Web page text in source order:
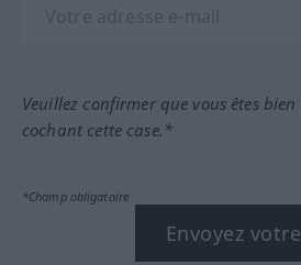
Veuillez confirmer que vous êtes
cochant cette case.*
*Champ obligatoire
Envoyez